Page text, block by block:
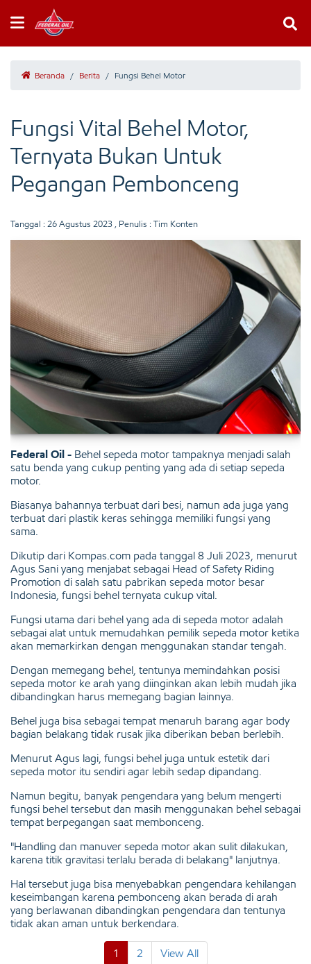
Beranda / Berita / Fungsi Behel Motor
Fungsi Vital Behel Motor,
Ternyata Bukan Untuk
Pegangan Pembonceng
Tanggal : 26 Agustus 2023 , Penulis : Tim Konten
Federal Oil - Behel sepeda motor tampaknya menjadi salah
satu benda yang cukup penting yang ada di setiap sepeda
motor.
Biasanya bahannya terbuat dari besi, namun ada juga yang
terbuat dari plastik keras sehingga memiliki fungsi yang
sama.
Dikutip dari Kompas.com pada tanggal 8 Juli 2023, menurut
Agus Sani yang menjabat sebagai Head of Safety Riding
Promotion di salah satu pabrikan sepeda motor besar
Indonesia, fungsi behel ternyata cukup vital.
Fungsi utama dari behel yang ada di sepeda motor adalah
sebagai alat untuk memudahkan pemilik sepeda motor ketika
akan memarkirkan dengan menggunakan standar tengah.
Dengan memegang behel, tentunya memindahkan posisi
sepeda motor ke arah yang diinginkan akan lebih mudah jika
dibandingkan harus memegang bagian lainnya.
Behel juga bisa sebagai tempat menaruh barang agar body
bagian belakang tidak rusak jika diberikan beban berlebih.
Menurut Agus lagi, fungsi behel juga untuk estetik dari
sepeda motor itu sendiri agar lebih sedap dipandang.
Namun begitu, banyak pengendara yang belum mengerti
fungsi behel tersebut dan masih menggunakan behel sebagai
tempat berpegangan saat membonceng.
"Handling dan manuver sepeda motor akan sulit dilakukan,
karena titik gravitasi terlalu berada di belakang" lanjutnya.
Hal tersebut juga bisa menyebabkan pengendara kehilangan
keseimbangan karena pembonceng akan berada di arah
yang berlawanan dibandingkan pengendara dan tentunya
tidak akan aman untuk berkendara.
1 2 View All